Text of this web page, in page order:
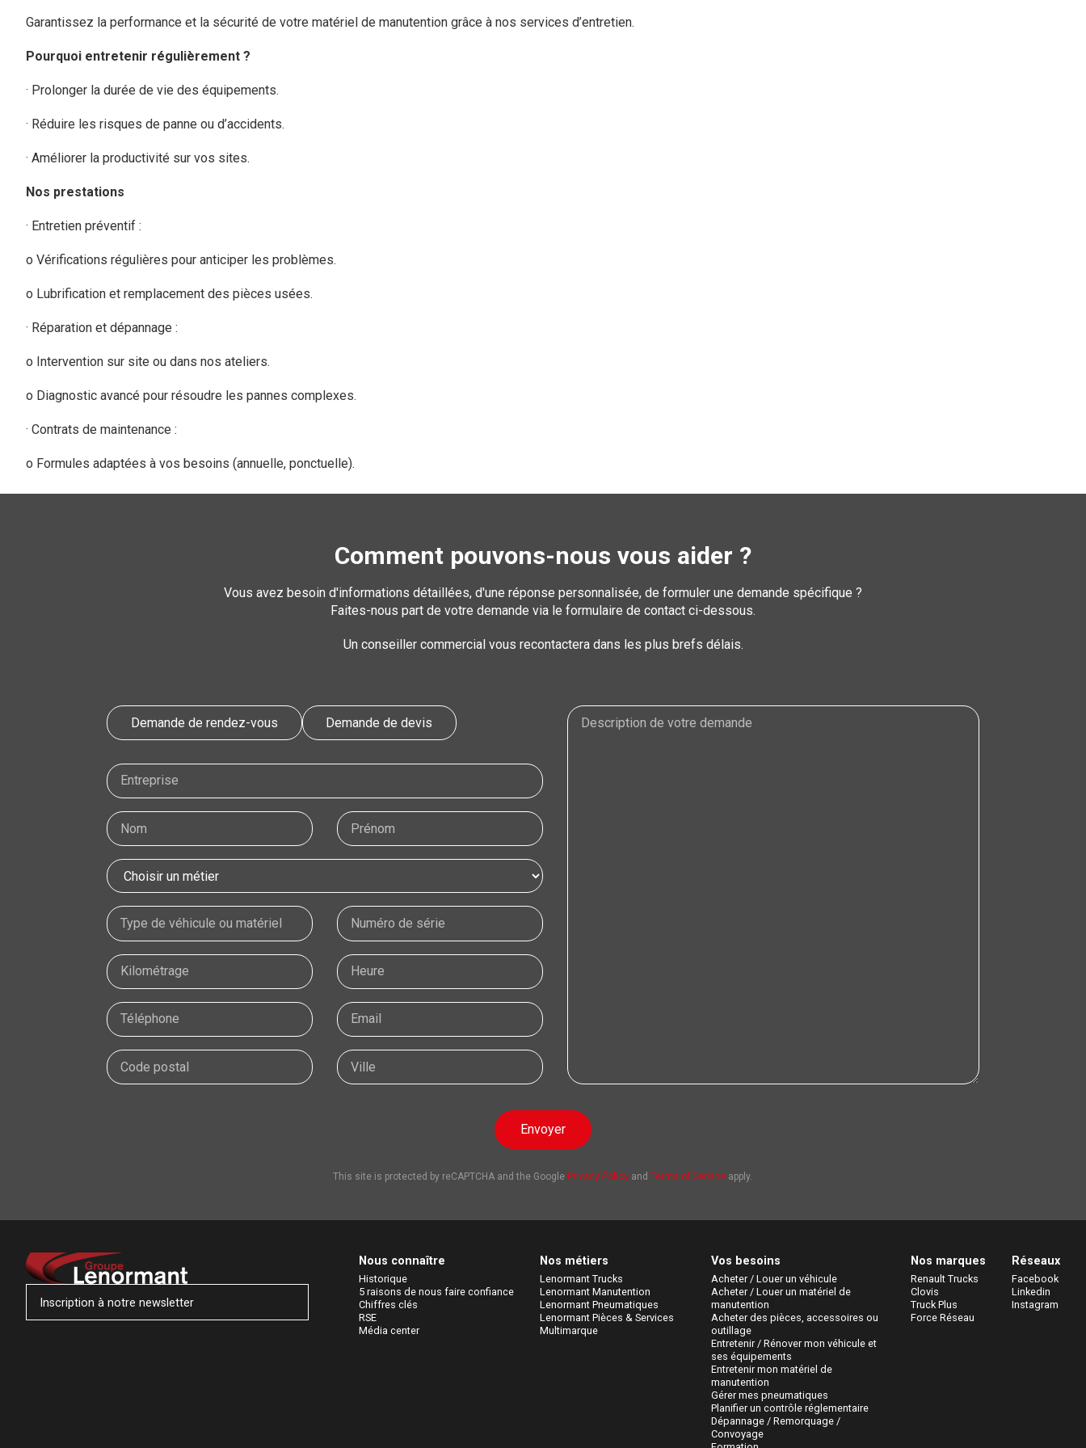
Garantissez la performance et la sécurité de votre matériel de manutention grâce à nos services d’entretien.
Pourquoi entretenir régulièrement ?
· Prolonger la durée de vie des équipements.
· Réduire les risques de panne ou d’accidents.
· Améliorer la productivité sur vos sites.
Nos prestations
· Entretien préventif :
o Vérifications régulières pour anticiper les problèmes.
o Lubrification et remplacement des pièces usées.
· Réparation et dépannage :
o Intervention sur site ou dans nos ateliers.
o Diagnostic avancé pour résoudre les pannes complexes.
· Contrats de maintenance :
o Formules adaptées à vos besoins (annuelle, ponctuelle).
Comment pouvons-nous vous aider ?
Vous avez besoin d'informations détaillées, d'une réponse personnalisée, de formuler une demande spécifique ?
Faites-nous part de votre demande via le formulaire de contact ci-dessous.
Un conseiller commercial vous recontactera dans les plus brefs délais.
Demande de rendez-vous Demande de devis
Envoyer
This site is protected by reCAPTCHA and the Google Privacy Policy andTerms of Service apply.
Inscription à notre newsletter
Nous connaître
Historique
5 raisons de nous faire confiance
Chiffres clés
RSE
Média center
Nos métiers
Lenormant Trucks
Lenormant Manutention
Lenormant Pneumatiques
Lenormant Pièces & Services
Multimarque
Vos besoins
Acheter / Louer un véhicule
Acheter / Louer un matériel de
manutention
Acheter des pièces, accessoires ou
outillage
Entretenir / Rénover mon véhicule et
ses équipements
Entretenir mon matériel de
manutention
Gérer mes pneumatiques
Planifier un contrôle réglementaire
Dépannage / Remorquage /
Convoyage
Nos marques
Renault Trucks
Clovis
Truck Plus
Force Réseau
Réseaux
Facebook
Linkedin
Instagram